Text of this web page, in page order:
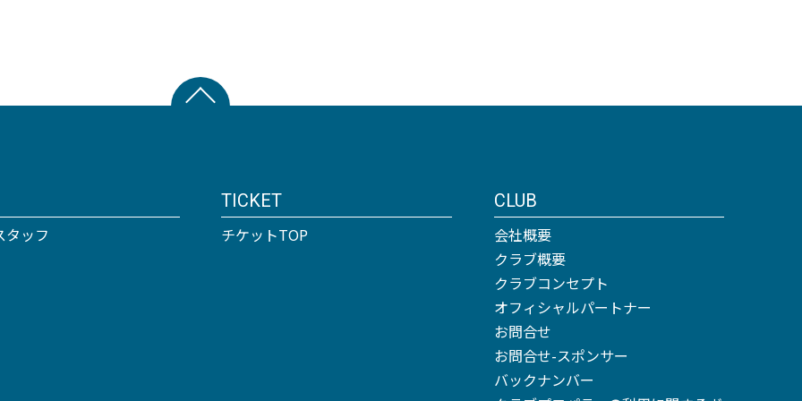
タッフ
TICKET
チケットTOP
CLUB
会社概要
クラブ概要
クラブコンセプト
オフィシャルパートナー
お問合せ
お問合せ-スポンサー
バックナンバー